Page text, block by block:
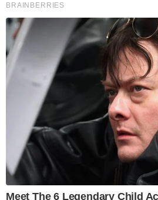
BRAINBERRIES
Meet The 6 Legendary Child